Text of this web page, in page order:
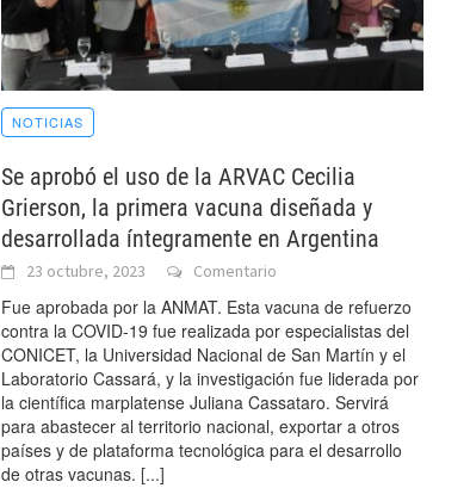
NOTICIAS
Se aprobó el uso de la ARVAC Cecilia
Grierson, la primera vacuna diseñada y
desarrollada íntegramente en Argentina
23 octubre, 2023 Comentario
Fue aprobada por la ANMAT. Esta vacuna de refuerzo
contra la COVID-19 fue realizada por especialistas del
CONICET, la Universidad Nacional de San Martín y el
Laboratorio Cassará, y la investigación fue liderada por
la científica marplatense Juliana Cassataro. Servirá
para abastecer al territorio nacional, exportar a otros
países y de plataforma tecnológica para el desarrollo
de otras vacunas. [...]